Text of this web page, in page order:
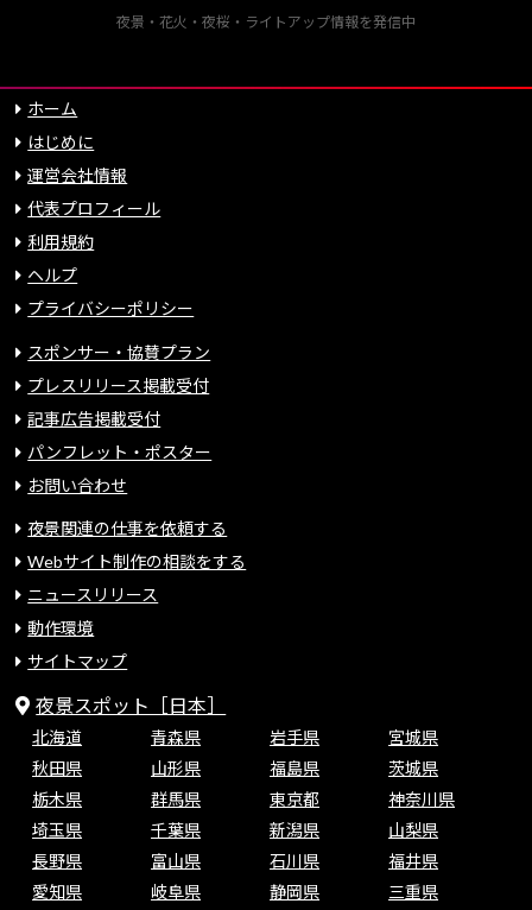
夜景・花火・夜桜・ライトアップ情報を発信中
ホーム
はじめに
運営会社情報
代表プロフィール
利用規約
ヘルプ
プライバシーポリシー
スポンサー・協賛プラン
プレスリリース掲載受付
記事広告掲載受付
パンフレット・ポスター
お問い合わせ
夜景関連の仕事を依頼する
Webサイト制作の相談をする
ニュースリリース
動作環境
サイトマップ
夜景スポット［日本］
北海道 青森県 岩手県
宮城県
秋田県
山形県 福島県
茨城県
栃木県
群馬県 東京都
神奈川県
埼玉県
千葉県 新潟県
山梨県
長野県
富山県 石川県
福井県
愛知県
岐阜県 静岡県
三重県